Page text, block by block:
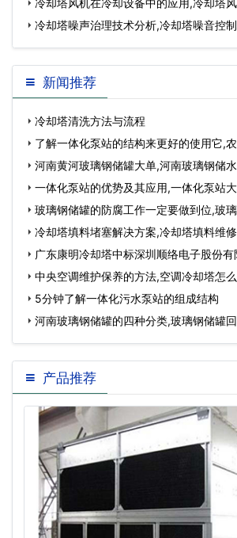
用…冷却塔噪声治理技术分析,冷却塔噪音控
新闻推荐
冷却塔清洗方法与流程
了解一体化泵站的结构来更好的使用它,
站…河南黄河玻璃钢储罐大单,河南玻璃钢储
一体化泵站的优势及其应用,一体化泵站
玻璃钢储罐的防腐工作一定要做到位,玻
冷却塔填料堵塞解决方案,冷却塔填料维
广东康明冷却塔中标深圳顺络电子股份有
程…中央空调维护保养的方法,空调冷却塔怎
5分钟了解一体化污水泵站的组成结构
河南玻璃钢储罐的四种分类,玻璃钢储罐
产品推荐